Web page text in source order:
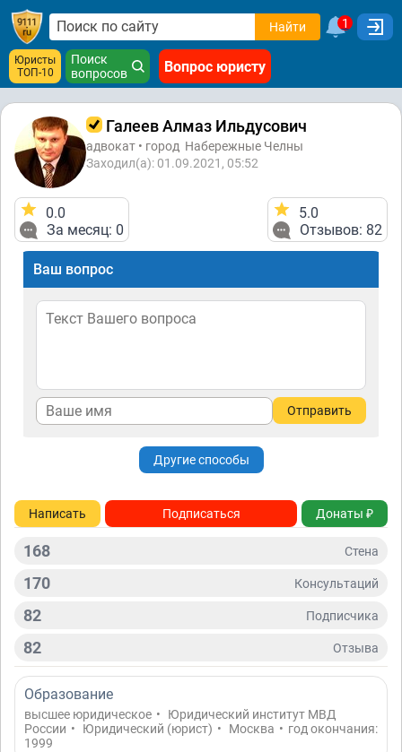
Найти 1
Юристы
ТОП-10
Поиск
вопросов
Вопрос юристу
Галеев Алмаз Ильдусович
адвокат • город Набережные Челны
Заходил(а): 01.09.2021, 05:52
0.0
За месяц: 0
5.0
Отзывов: 82
Ваш вопрос
Отправить
Другие способы
Написать Подписаться Донаты ₽
168 Стена
170 Консультаций
82 Подписчикa
82 Отзывa
Образование
высшее юридическое •
Юридический институт МВД
России • Юридический (юрист) • Москва • год окончания:
1999